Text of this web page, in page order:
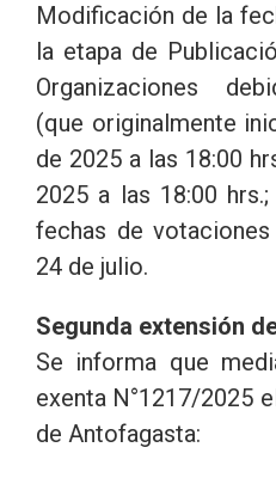
Modificación de la
la etapa de
Organizaciones
(que originalmente
de 2025 a las 18:00
2025 a las 18:00
fechas de
24 de julio.
Segunda extensión
Se informa que
exenta N°1217/2025
de Antofagasta: